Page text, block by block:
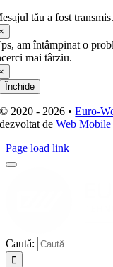
tău a fost
am întâmpinat o
mai târziu.
Închide
© 2020 - 2026 •Euro-
dezvoltat deWeb Mobile
Page load link
Caută: